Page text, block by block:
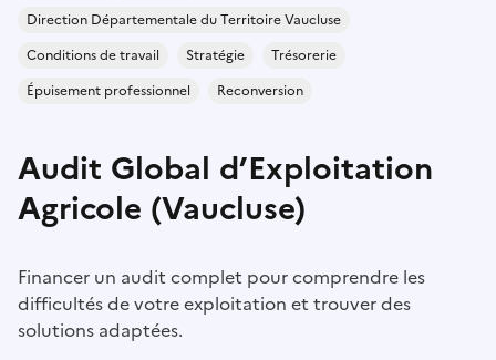
Direction Départementale du Territoire Vaucluse
Conditions de travail
Stratégie
Trésorerie
Épuisement professionnel
Reconversion
Audit Global d’Exploitation
Agricole (Vaucluse)
Financer un audit complet pour comprendre les
difficultés de votre exploitation et trouver des
solutions adaptées.